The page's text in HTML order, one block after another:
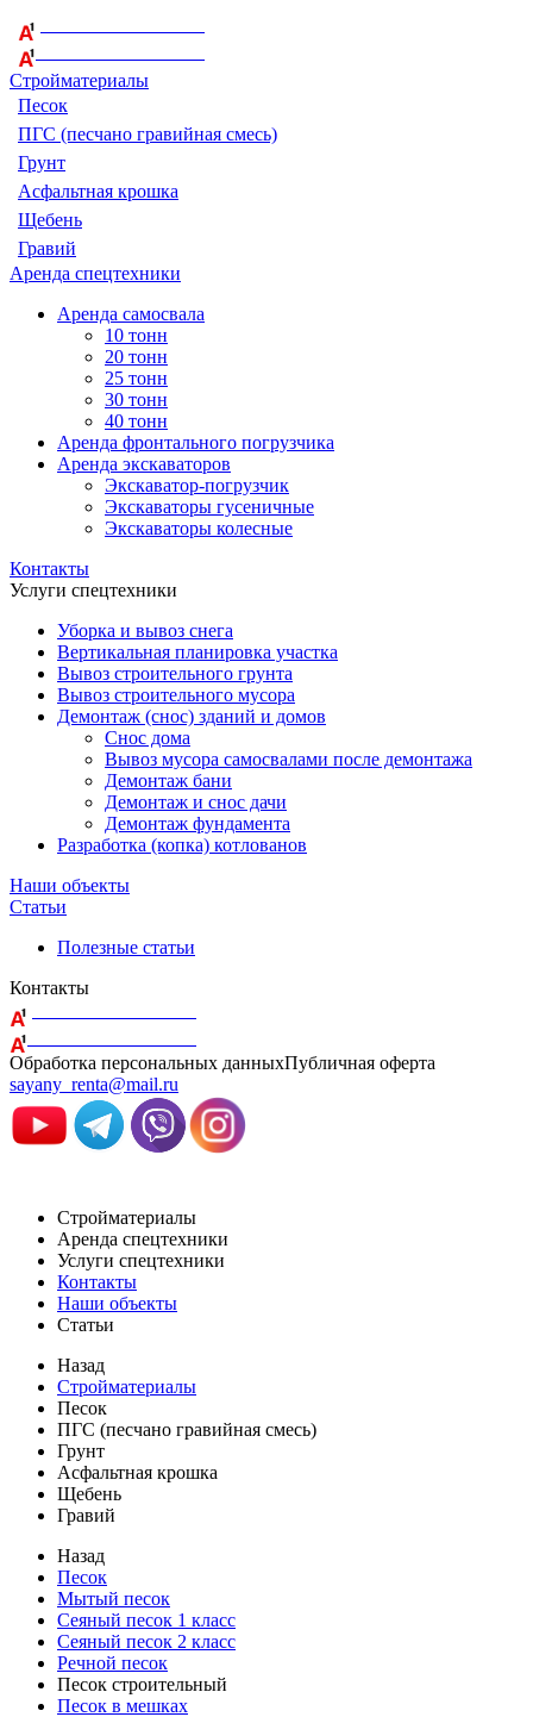
Стройматериалы
Песок
ПГС (песчано гравийная смесь)
Грунт
Асфальтная крошка
Щебень
Гравий
Аренда спецтехники
Аренда самосвала
10 тонн
20 тонн
25 тонн
30 тонн
40 тонн
Аренда фронтального погрузчика
Аренда экскаваторов
Экскаватор-погрузчик
Экскаваторы гусеничные
Экскаваторы колесные
Контакты
Услуги спецтехники
Уборка и вывоз снега
Вертикальная планировка участка
Вывоз строительного грунта
Вывоз строительного мусора
Демонтаж (снос) зданий и домов
Снос дома
Вывоз мусора самосвалами после демонтажа
Демонтаж бани
Демонтаж и снос дачи
Демонтаж фундамента
Разработка (копка) котлованов
Наши объекты
Статьи
Полезные статьи
Контакты
Обработка персональных данныхПубличная оферта
sayany_renta@mail.ru
Стройматериалы
Аренда спецтехники
Услуги спецтехники
Контакты
Наши объекты
Статьи
Назад
Стройматериалы
Песок
ПГС (песчано гравийная смесь)
Грунт
Асфальтная крошка
Щебень
Гравий
Назад
Песок
Мытый песок
Сеяный песок 1 класс
Сеяный песок 2 класс
Речной песок
Песок строительный
Песок в мешках